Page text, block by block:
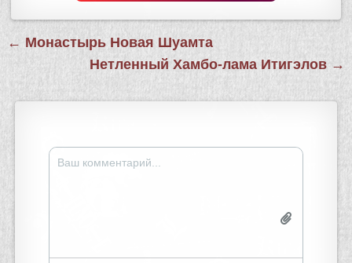
Навигация
по
← Монастырь Новая Шуамта
Нетленный Хамбо-лама Итигэлов →